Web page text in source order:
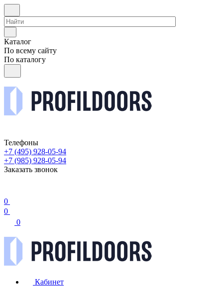
Каталог
По всему сайту
По каталогу
Телефоны
+7 (495) 928-05-94
+7 (985) 928-05-94
Заказать звонок
0
0
0
Кабинет